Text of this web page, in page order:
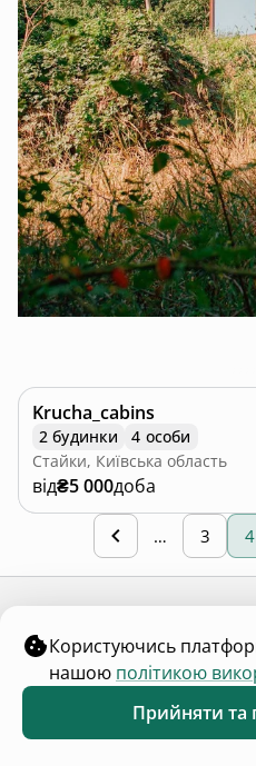
Krucha_cabins
2 будинки
4 особи
Стайки, Київська область
від₴5 000доба
… 3 4
Всі категорії
Користуючись
нашою політикою
Прийняти та